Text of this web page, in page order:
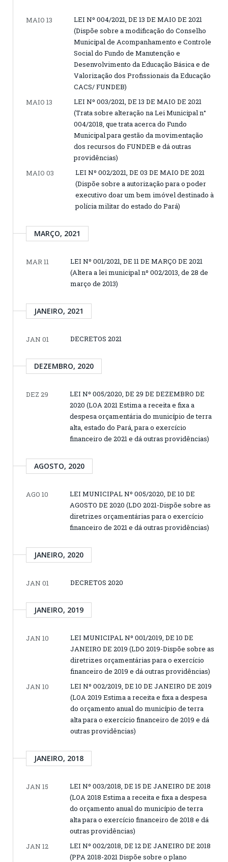
MAIO 13
LEI Nº 004/2021, DE 13 DE MAIO DE 2021
(Dispõe sobre a modificação do Conselho
Municipal de Acompanhamento e Controle
Social do Fundo de Manutenção e
Desenvolvimento da Educação Básica e de
Valorização dos Profissionais da Educação
CACS/ FUNDEB)
MAIO 13
LEI Nº 003/2021, DE 13 DE MAIO DE 2021
(Trata sobre alteração na Lei Municipal n°
004/2018, que trata acerca do Fundo
Municipal para gestão da movimentação
dos recursos do FUNDEB e dá outras
providências)
MAIO 03
LEI Nº 002/2021, DE 03 DE MAIO DE 2021
(Dispõe sobre a autorização para o poder
executivo doar um bem imóvel destinado à
polícia militar do estado do Pará)
MARÇO, 2021
MAR 11
LEI Nº 001/2021, DE 11 DE MARÇO DE 2021
(Altera a lei municipal nº 002/2013, de 28 de
março de 2013)
JANEIRO, 2021
JAN 01 DECRETOS 2021
DEZEMBRO, 2020
DEZ 29
LEI Nº 005/2020, DE 29 DE DEZEMBRO DE
2020 (LOA 2021 Estima a receita e fixa a
despesa orçamentária do município de terra
alta, estado do Pará, para o exercício
financeiro de 2021 e dá outras providências)
AGOSTO, 2020
AGO 10
LEI MUNICIPAL Nº 005/2020, DE 10 DE
AGOSTO DE 2020 (LDO 2021-Dispõe sobre as
diretrizes orçamentárias para o exercício
financeiro de 2021 e dá outras providências)
JANEIRO, 2020
JAN 01 DECRETOS 2020
JANEIRO, 2019
JAN 10
LEI MUNICIPAL Nº 001/2019, DE 10 DE
JANEIRO DE 2019 (LDO 2019-Dispõe sobre as
diretrizes orçamentárias para o exercício
financeiro de 2019 e dá outras providências)
JAN 10
LEI Nº 002/2019, DE 10 DE JANEIRO DE 2019
(LOA 2019 Estima a receita e fixa a despesa
do orçamento anual do município de terra
alta para o exercício financeiro de 2019 e dá
outras providências)
JANEIRO, 2018
JAN 15
LEI Nº 003/2018, DE 15 DE JANEIRO DE 2018
(LOA 2018 Estima a receita e fixa a despesa
do orçamento anual do município de terra
alta para o exercício financeiro de 2018 e dá
outras providências)
JAN 12
LEI Nº 002/2018, DE 12 DE JANEIRO DE 2018
(PPA 2018-2021 Dispõe sobre o plano